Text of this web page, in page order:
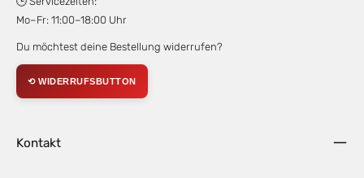
Mo–Fr: 11:00–18:00 Uhr
Du möchtest deine Bestellung widerrufen?
⟲ WIDERRUFSBUTTON
Kontakt